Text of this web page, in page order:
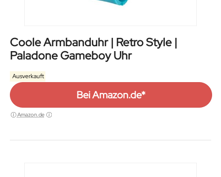
Coole Armbanduhr | Retro Style |
Paladone Gameboy Uhr
Ausverkauft
Bei Amazon.de*
Amazon.de